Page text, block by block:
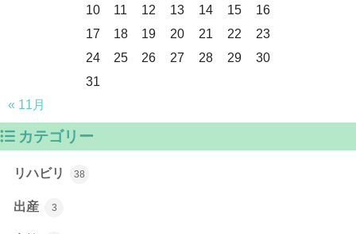
10
11 12 13 14 15
16
17
18 19 20 21 22
23
24
25 26 27 28 29
30
31
« 11月
カテゴリー
リハビリ 38
出産 3